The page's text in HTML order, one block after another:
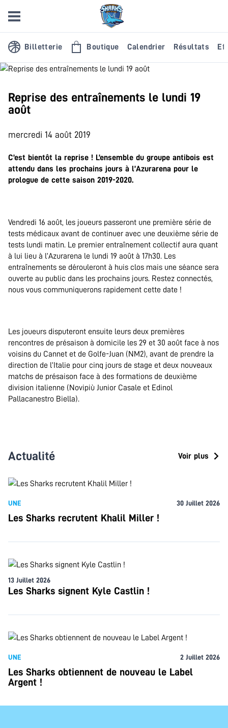
Billetterie Boutique Calendrier Résultats
Reprise des entraînements le lundi 19
août
mercredi 14 août 2019
C’est bientôt la reprise ! L’ensemble du groupe antibois est
attendu dans les prochains jours à l’Azurarena pour le
prologue de cette saison 2019-2020.
Vendredi 16 août, les joueurs passeront une première série de
tests médicaux avant de continuer avec une deuxième série de
tests lundi matin. Le premier entraînement collectif aura quant
à lui lieu à l’Azurarena le lundi 19 août à 17h30. Les
entraînements se dérouleront à huis clos mais une séance sera
ouverte au public dans les prochains jours. Restez connectés,
nous vous communiquerons rapidement cette date !
Les joueurs disputeront ensuite leurs deux premières
rencontres de présaison à domicile les 29 et 30 août face à nos
voisins du Cannet et de Golfe-Juan (NM2), avant de prendre la
direction de l’Italie pour cinq jours de stage et deux nouveaux
matchs de présaison face à des formations de deuxième
division italienne (Novipiù Junior Casale et Edinol
Pallacanestro Biella).
Actualité Voir plus
UNE 30 Juillet 2026
Les Sharks recrutent Khalil Miller !
13 Juillet 2026
Les Sharks signent Kyle Castlin !
UNE 2 Juillet 2026
Les Sharks obtiennent de nouveau le Label
Argent !